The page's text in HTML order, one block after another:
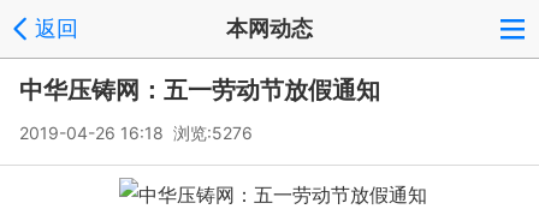
返回 本网动态
中华压铸网：五一劳动节放假通知
2019-04-26 16:18 浏览:5276